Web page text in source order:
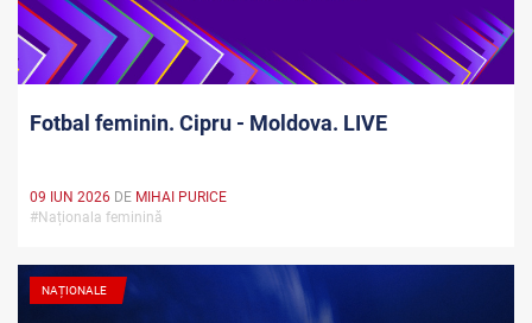
Fotbal feminin. Cipru - Moldova. LIVE
09 IUN 2026 DE MIHAI PURICE
#Naționala feminină
NAȚIONALE